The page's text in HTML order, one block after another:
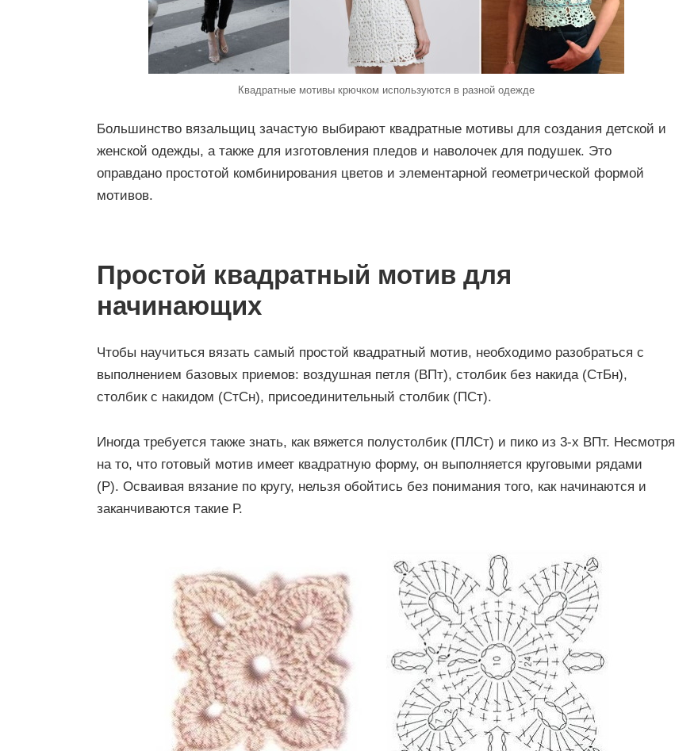
Квадратные мотивы крючком используются в разной одежде
Большинство вязальщиц зачастую выбирают квадратные мотивы для создания детской и
женской одежды, а также для изготовления пледов и наволочек для подушек. Это
оправдано простотой комбинирования цветов и элементарной геометрической формой
мотивов.
Простой квадратный мотив для
начинающих
Чтобы научиться вязать самый простой квадратный мотив, необходимо разобраться с
выполнением базовых приемов: воздушная петля (ВПт), столбик без накида (СтБн),
столбик с накидом (СтСн), присоединительный столбик (ПСт).
Иногда требуется также знать, как вяжется полустолбик (ПЛСт) и пико из 3-х ВПт. Несмотря
на то, что готовый мотив имеет квадратную форму, он выполняется круговыми рядами
(Р). Осваивая вязание по кругу, нельзя обойтись без понимания того, как начинаются и
заканчиваются такие Р.